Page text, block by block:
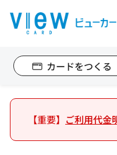
カードをつくる
カード一覧
【重要】 ご利用代金